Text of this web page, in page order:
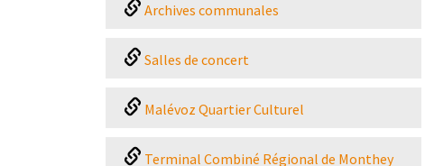
Archives communales
Salles de concert
Malévoz Quartier Culturel
Terminal Combiné Régional de Monthey